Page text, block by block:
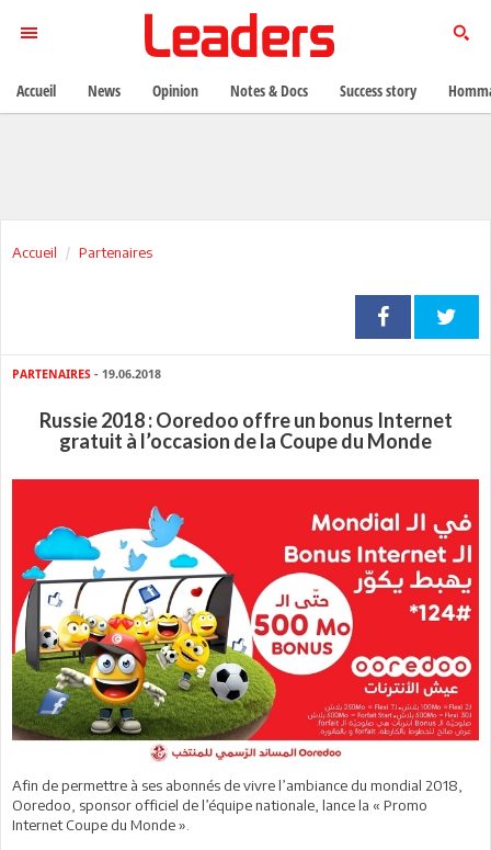
Accueil Partenaires
PARTENAIRES - 19.06.2018
Russie 2018 : Ooredoo offre un bonus Internet
gratuit à l’occasion de la Coupe du Monde
Afin de permettre à ses abonnés de vivre l’ambiance du mondial 2018,
Ooredoo, sponsor officiel de l’équipe nationale, lance la « Promo
Internet Coupe du Monde ».
Accueil News Opinion Notes & Docs Success story